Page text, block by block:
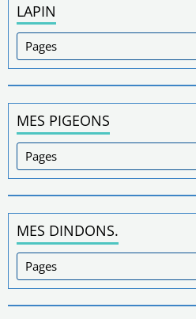
LAPIN
MES PIGEONS
MES DINDONS.